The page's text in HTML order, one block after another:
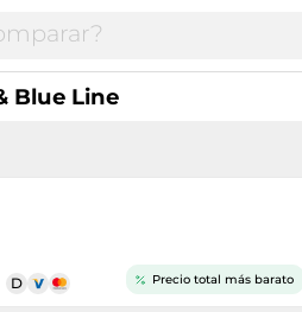
Blue Line
Precio total más barato